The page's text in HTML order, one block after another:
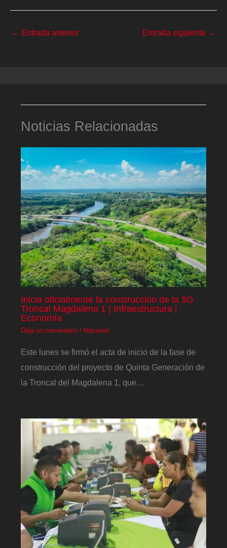
← Entrada anterior Entrada siguiente →
Noticias Relacionadas
Inicia oficialmente la construcción de la 5G
Troncal Magdalena 1 | Infraestructura |
Economía
Deja un comentario / Nacional
Este lunes se firmó el acta de inicio de la fase de
construcción del proyecto de Quinta Generación de
la Troncal del Magdalena 1, que…